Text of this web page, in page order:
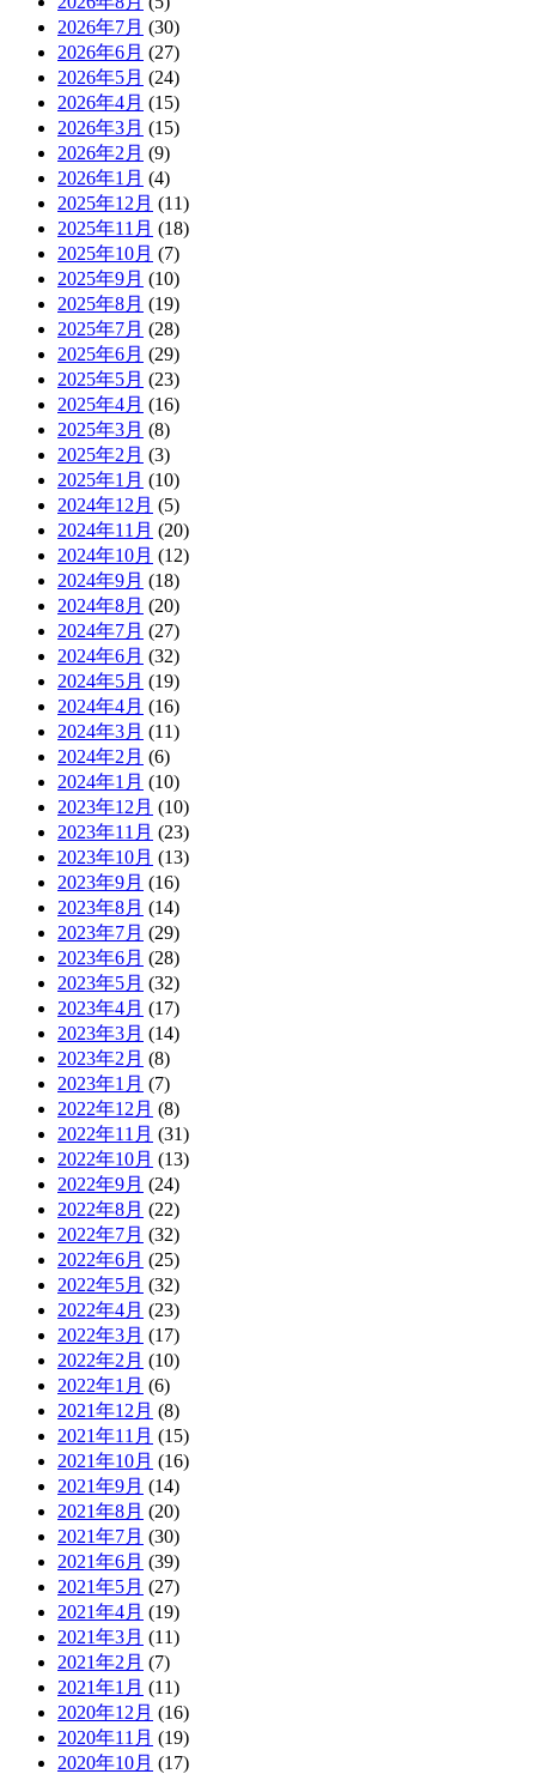
2026年7月 (30)
2026年6月 (27)
2026年5月 (24)
2026年4月 (15)
2026年3月 (15)
2026年2月 (9)
2026年1月 (4)
2025年12月 (11)
2025年11月 (18)
2025年10月 (7)
2025年9月 (10)
2025年8月 (19)
2025年7月 (28)
2025年6月 (29)
2025年5月 (23)
2025年4月 (16)
2025年3月 (8)
2025年2月 (3)
2025年1月 (10)
2024年12月 (5)
2024年11月 (20)
2024年10月 (12)
2024年9月 (18)
2024年8月 (20)
2024年7月 (27)
2024年6月 (32)
2024年5月 (19)
2024年4月 (16)
2024年3月 (11)
2024年2月 (6)
2024年1月 (10)
2023年12月 (10)
2023年11月 (23)
2023年10月 (13)
2023年9月 (16)
2023年8月 (14)
2023年7月 (29)
2023年6月 (28)
2023年5月 (32)
2023年4月 (17)
2023年3月 (14)
2023年2月 (8)
2023年1月 (7)
2022年12月 (8)
2022年11月 (31)
2022年10月 (13)
2022年9月 (24)
2022年8月 (22)
2022年7月 (32)
2022年6月 (25)
2022年5月 (32)
2022年4月 (23)
2022年3月 (17)
2022年2月 (10)
2022年1月 (6)
2021年12月 (8)
2021年11月 (15)
2021年10月 (16)
2021年9月 (14)
2021年8月 (20)
2021年7月 (30)
2021年6月 (39)
2021年5月 (27)
2021年4月 (19)
2021年3月 (11)
2021年2月 (7)
2021年1月 (11)
2020年12月 (16)
2020年11月 (19)
2020年10月 (17)